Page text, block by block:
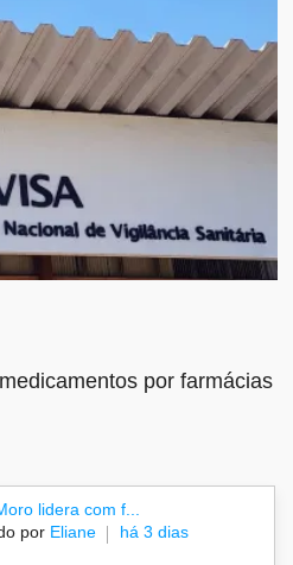
por farmácias
lidera com f...
por Eliane há 3 dias